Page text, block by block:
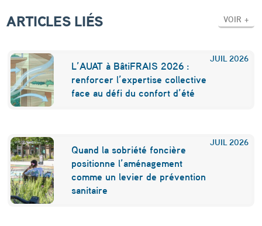
é
r
a
v
i
l
n
e
ARTICLES LIÉS VOIR +
JUIL 2026
L’AUAT à BâtiFRAIS 2026 :
renforcer l’expertise collective
face au défi du confort d’été
JUIL 2026
Quand la sobriété foncière
positionne l’aménagement
comme un levier de prévention
sanitaire